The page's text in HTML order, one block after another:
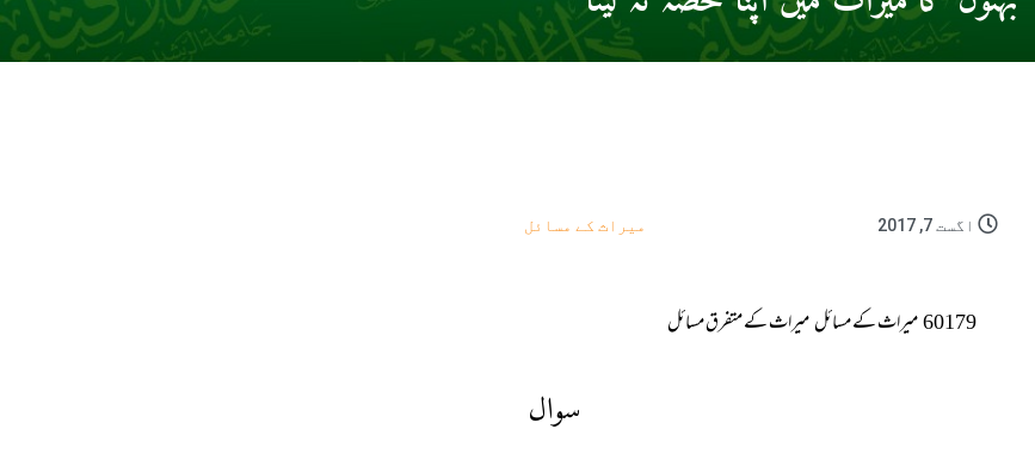
اگست 7, 2017 میراث کے مسائل
60179میراث کے مسائلمیراث کے متفرق مسائل
سوال